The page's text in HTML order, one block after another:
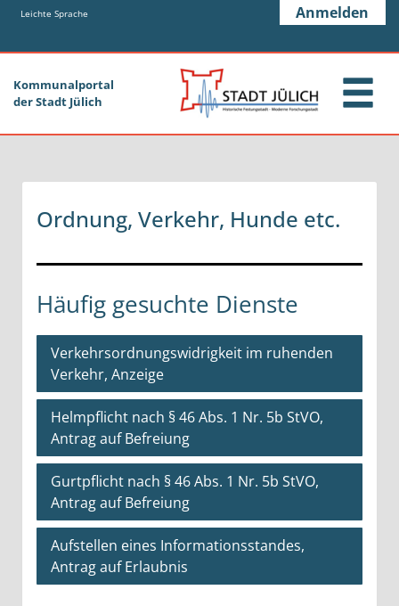
Zum Hauptinhalt springen
Zum Header
Zum Hauptinhalt
Zum Footer
Leichte Sprache Anmelden
Kommunalportal
der Stadt Jülich
Ordnung, Verkehr, Hunde etc.
Häufig gesuchte Dienste
Verkehrsordnungswidrigkeit im ruhenden
Verkehr, Anzeige
Helmpflicht nach § 46 Abs. 1 Nr. 5b StVO,
Antrag auf Befreiung
Gurtpflicht nach § 46 Abs. 1 Nr. 5b StVO,
Antrag auf Befreiung
Aufstellen eines Informationsstandes,
Antrag auf Erlaubnis